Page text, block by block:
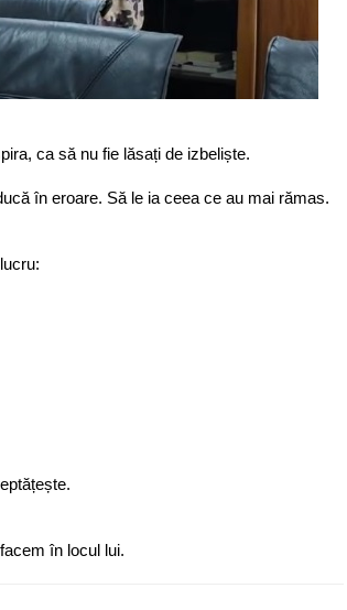
ca să nu fie lăsați de izbeliște.
în eroare. Să le ia ceea ce au mai rămas.
în locul lui.